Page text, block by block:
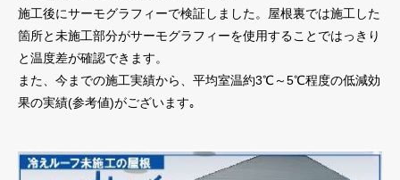
施工後にサーモグラフィーで検証しました。屋根裏では施工した
箇所と未施工部分がサーモグラフィーを使用することではっきり
と温度差が確認できます。
また、今までの施工実績から、平均室温約3℃～5℃程度の低減効
果の実績(参考値)がございます｡